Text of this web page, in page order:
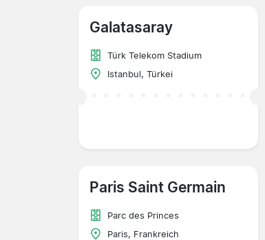
Galatasaray
Türk Telekom Stadium
Istanbul, Türkei
Paris Saint Germain
Parc des Princes
Paris, Frankreich